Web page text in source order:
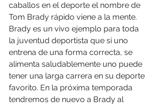
caballos en el deporte el nombre de
Tom Brady rápido viene a la mente.
Brady es un vivo ejemplo para toda
la juventud deportista que si uno
entrena de una forma correcta, se
alimenta saludablemente uno puede
tener una larga carrera en su deporte
favorito. En la próxima temporada
tendremos de nuevo a Brady al